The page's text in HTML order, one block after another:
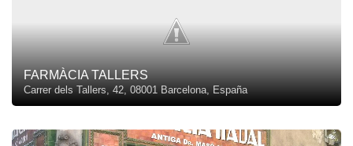
FARMÀCIA TALLERS
Carrer dels Tallers, 42, 08001 Barcelona, España